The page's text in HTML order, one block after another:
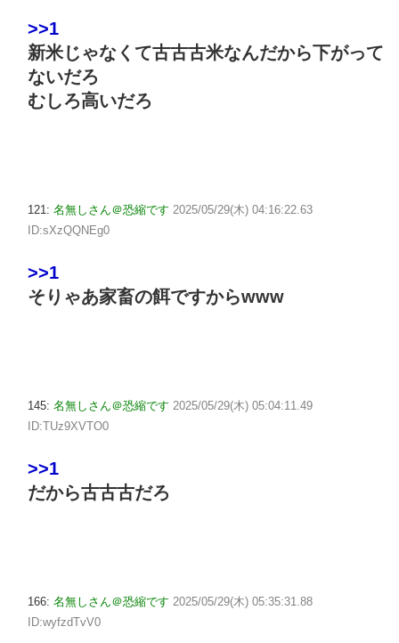
>>1
新米じゃなくて古古古米なんだから下がって
ないだろ
むしろ高いだろ
121: 名無しさん＠恐縮です 2025/05/29(木) 04:16:22.63
ID:sXzQQNEg0
>>1
そりゃあ家畜の餌ですからwww
145: 名無しさん＠恐縮です 2025/05/29(木) 05:04:11.49
ID:TUz9XVTO0
>>1
だから古古古だろ
166: 名無しさん＠恐縮です 2025/05/29(木) 05:35:31.88
ID:wyfzdTvV0